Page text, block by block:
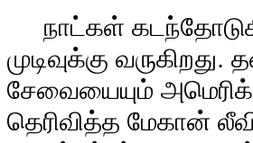
நாட்கள்
முடிவுக்கு
சேவையையும்
தெரிவித்த மேகான்